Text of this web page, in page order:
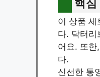
핵심
이 상품 세
다. 닥터리
어요. 또한
다.
신선한 통